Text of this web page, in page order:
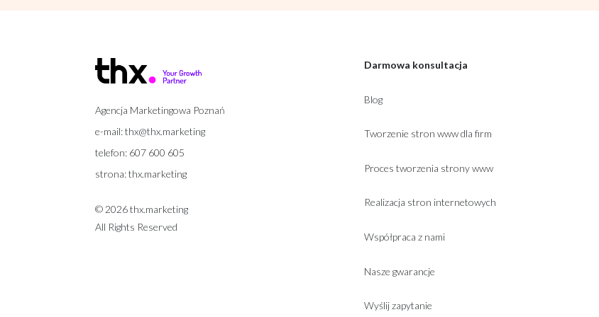
Agencja Marketingowa Poznań
e-mail:thx@thx.marketing
telefon: 607 600 605
strona:thx.marketing
© 2026 thx.marketing
All Rights Reserved
Darmowa konsultacja
Blog
Tworzenie stron www dla firm
Proces tworzenia strony www
Realizacja stron internetowych
Współpraca z nami
Nasze gwarancje
Wyślij zapytanie